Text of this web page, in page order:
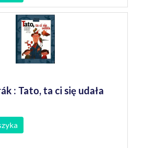
: Tato, ta ci się udała